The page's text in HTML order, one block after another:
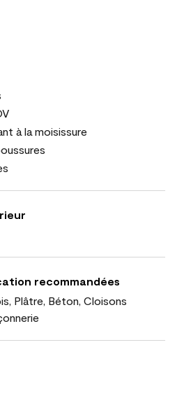
à la moisissure
recommandées
Plâtre, Béton, Cloisons